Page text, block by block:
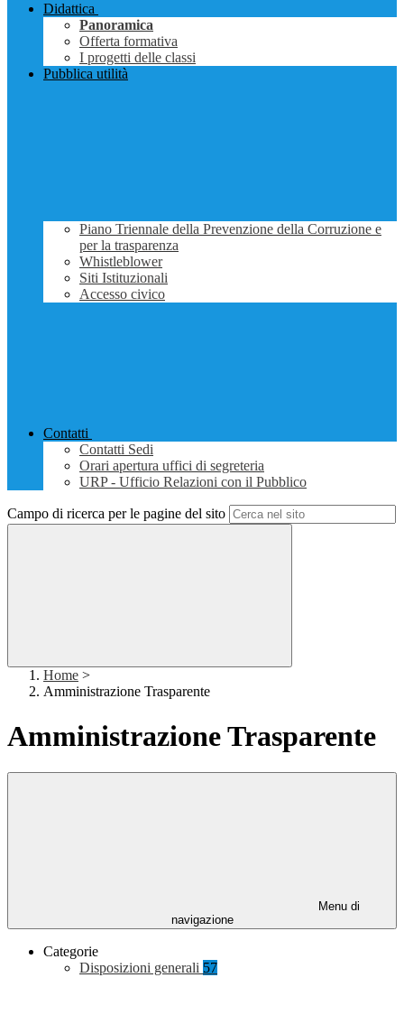
Didattica
Panoramica
Offerta formativa
I progetti delle classi
Pubblica utilità
Piano Triennale della Prevenzione della Corruzione e
per la trasparenza
Whistleblower
Siti Istituzionali
Accesso civico
Contatti
Contatti Sedi
Orari apertura uffici di segreteria
URP - Ufficio Relazioni con il Pubblico
Campo di ricerca per le pagine del sito
Home >
Amministrazione Trasparente
Amministrazione Trasparente
Menu di
navigazione
Categorie
Disposizioni generali 57